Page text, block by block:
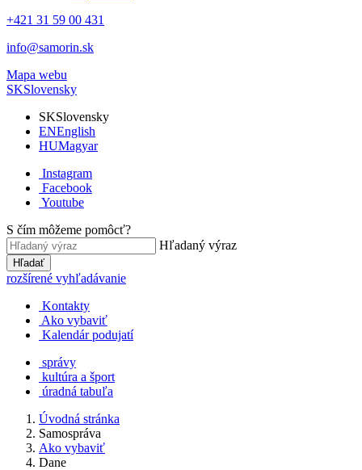
+421 31 59 00 431
info@samorin.sk
Mapa webu
SKSlovensky
SKSlovensky
ENEnglish
HUMagyar
Instagram
Facebook
Youtube
S čím môžeme pomôcť?
Hľadaný výraz
Hľadať
rozšírené vyhľadávanie
Kontakty
Ako vybaviť
Kalendár podujatí
správy
kultúra a šport
úradná tabuľa
Úvodná stránka
Samospráva
Ako vybaviť
Dane